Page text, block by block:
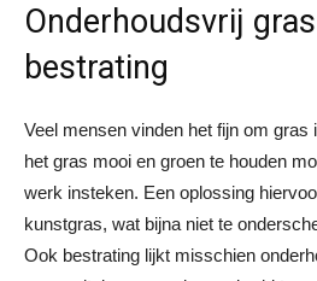
Onderhoudsvrij
bestrating
Veel mensen vinden het fijn om gras
het gras mooi en groen te houden
werk insteken. Een oplossing
kunstgras, wat bijna niet te
Ook bestrating lijkt misschien